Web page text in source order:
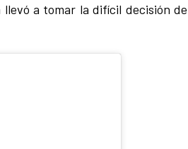
a tomar la difícil decisión de